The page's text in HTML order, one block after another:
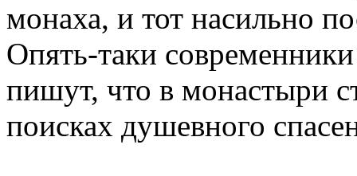
монаха, и тот насильно
Опять-таки
пишут, что в монастыри
поисках душевного